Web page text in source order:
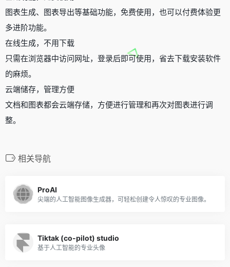
图表生成、图表导出等基础功能，免费使用，也可以付费体验更
多进阶功能。
在线生成，不用下载
只需在浏览器中访问网址，登录后即可使用，省去下载安装软件
的麻烦。
云端储存，管理方便
文档和图表都会云端存储，方便进行管理和再次对图表进行调
整。
相关导航
ProAI
尖端的人工智能图像生成器，可轻松创建令人惊叹的专业图像。
Tiktak (co-pilot) studio
基于人工智能的专业头像